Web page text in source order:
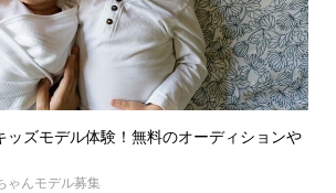
ッズモデル体験！無料のオーディションや
ゃんモデル募集